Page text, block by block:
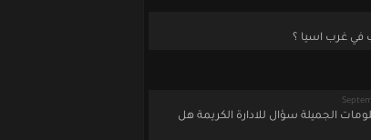
في غرب اسيا ؟
الجميلة سؤال للادارة الكريمة هل